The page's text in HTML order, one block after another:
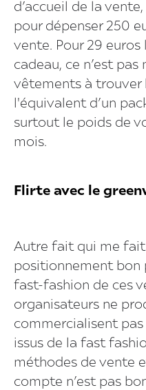
d’accueil de la
pour dépenser 250
vente. Pour 29
cadeau, ce n’est
vêtements à trouver
l'équivalent d’un
surtout le poids de
mois.
Flirte avec le
Autre fait qui me fait
positionnement bon
fast-fashion de ces
organisateurs ne
commercialisent
issus de la fast
méthodes de vente
compte n’est pas